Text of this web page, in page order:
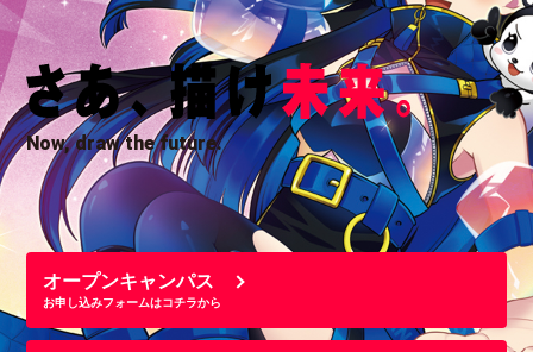
Now, draw the future.
オープンキャンパス
お申し込みフォームはコチラから